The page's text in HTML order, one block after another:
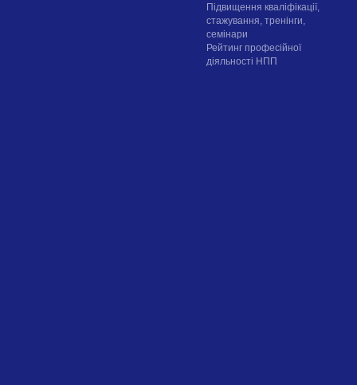
Підвищення кваліфікації,
стажування, тренінги,
семінари
Рейтинг професійної
діяльності НПП